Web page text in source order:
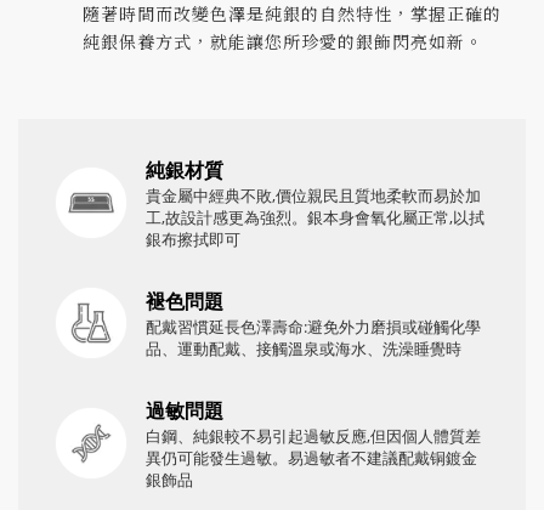
隨著時間而改變色澤是純銀的自然特性，掌握正確的
純銀保養方式，就能讓您所珍愛的銀飾閃亮如新。
純銀材質
貴金屬中經典不敗,價位親民且質地柔軟而易於加
工,故設計感更為強烈。銀本身會氧化屬正常,以拭
銀布擦拭即可
褪色問題
配戴習慣延長色澤壽命:避免外力磨損或碰觸化學
品、運動配戴、接觸溫泉或海水、洗澡睡覺時
過敏問題
白鋼、純銀較不易引起過敏反應,但因個人體質差
異仍可能發生過敏。易過敏者不建議配戴铜鍍金
銀飾品